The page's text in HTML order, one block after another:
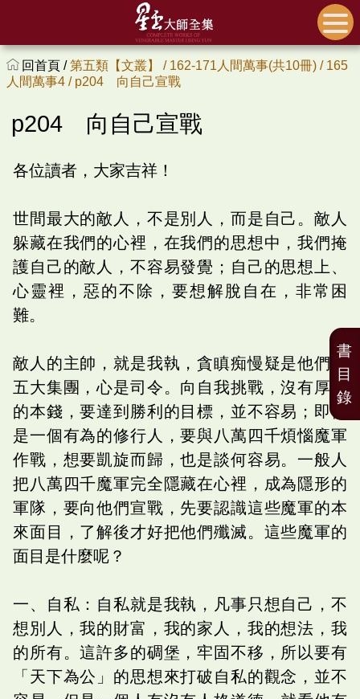
回首頁 /第五類【文叢】 / 162-171人間萬事(共10冊) / 165
人間萬事4 / p204 向自己宣戰
p204 向自己宣戰
各位讀者，大家吉祥！
世間最大的敵人，不是別人，而是自己。敵人
躲藏在我們的心裡，在我們的思想中，我們掩
護自己的敵人，不容易發覺；自己的思想上、
心靈裡，惡的不除，要想解脫自在，非常困
難。
敵人的主帥，就是我執，貪瞋痴慢疑是他們的
五大集團，心是司令。向自我挑戰，沒有厚實
的本錢，要達到勝利的目標，並不容易；即使
是一個有為的修行人，要與八萬四千煩惱魔軍
作戰，想要凱旋而歸，也是談何容易。一般人
把八萬四千魔軍完全隱藏在心裡，成為隱形的
軍隊，要向他們宣戰，先要認識這些魔軍的本
來面目，了解後才好把他們殲滅。這些魔軍的
面目是什麼呢？
一、自私：自私就是我執，凡事只想自己，不
想別人，我的財富，我的家人，我的想法，我
的所有。這許多的碉堡，牢固不移，所以要有
「天下為公」的思想來打破自私的觀念，並不
書
目
錄